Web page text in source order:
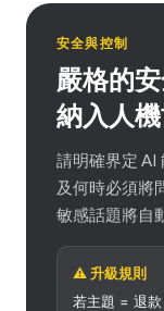
安全與控制
嚴格的
納入人機
請明確界定 AI
及何時必須將
敏感話題將自
⚠ 升級規則
若主題 = 退